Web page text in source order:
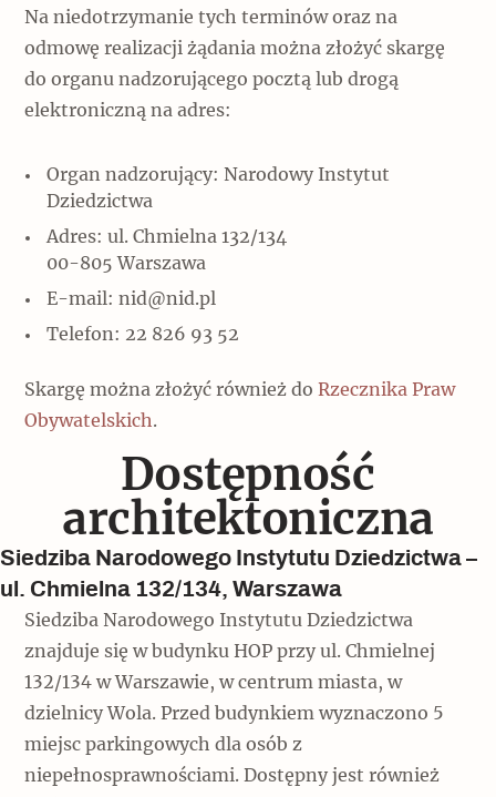
Na niedotrzymanie tych terminów oraz na
odmowę realizacji żądania można złożyć skargę
do organu nadzorującego pocztą lub drogą
elektroniczną na adres:
Organ nadzorujący: Narodowy Instytut
Dziedzictwa
Adres: ul. Chmielna 132/134
00-805 Warszawa
E-mail:nid@nid.pl
Telefon: 22 826 93 52
Skargę można złożyć również do Rzecznika Praw
Obywatelskich.
Dostępność
architektoniczna
Siedziba Narodowego Instytutu Dziedzictwa –
ul. Chmielna 132/134, Warszawa
Siedziba Narodowego Instytutu Dziedzictwa
znajduje się w budynku HOP przy ul. Chmielnej
132/134 w Warszawie, w centrum miasta, w
dzielnicy Wola. Przed budynkiem wyznaczono 5
miejsc parkingowych dla osób z
niepełnosprawnościami. Dostępny jest również